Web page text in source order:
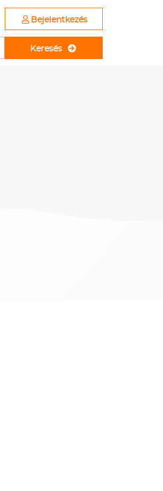
Bejelentkezés
Keresés